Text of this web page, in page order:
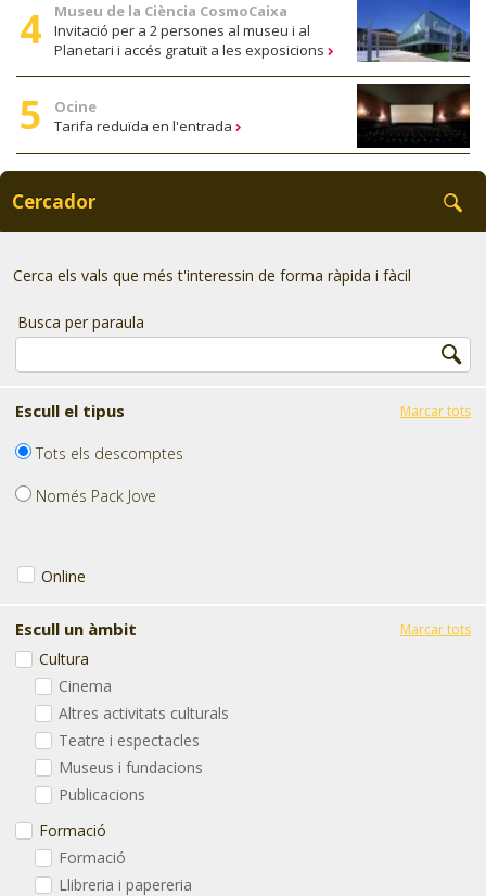
Museu de la Ciència CosmoCaixa
Invitació per a 2 persones al museu i al
Planetari i accés gratuït a les exposicions
Ocine
Tarifa reduïda en l'entrada
Cercador
Cerca els vals que més t'interessin de forma ràpida i fàcil
Busca per paraula
Marcar tots
Escull el tipus
Tots els descomptes
Només Pack Jove
Online
Marcar tots
Escull un àmbit
Cultura
Cinema
Altres activitats culturals
Teatre i espectacles
Museus i fundacions
Publicacions
Formació
Formació
Llibreria i papereria